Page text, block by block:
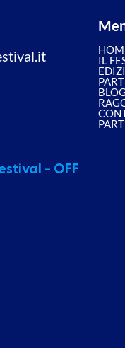
IL
BLOG
- OFF